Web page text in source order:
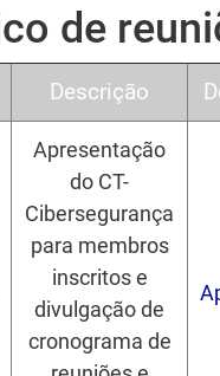
de
Descrição
Apresentação
do CT-
Cibersegurança
para membros
inscritos e
divulgação de
cronograma de